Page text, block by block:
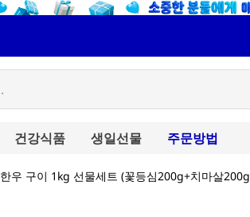
건강식품 생일선물 주문방법
우 구이 1kg 선물세트 (꽃등심200g+치마살